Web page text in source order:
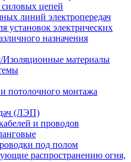
цепей
линий электропередач
установок электрических
назначения
Изоляционные материалы
потолочного монтажа
(ЛЭП)
и проводов
под полом
распространению огня,